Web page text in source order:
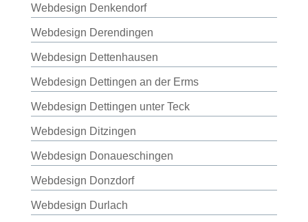
Webdesign Denkendorf
Webdesign Derendingen
Webdesign Dettenhausen
Webdesign Dettingen an der Erms
Webdesign Dettingen unter Teck
Webdesign Ditzingen
Webdesign Donaueschingen
Webdesign Donzdorf
Webdesign Durlach